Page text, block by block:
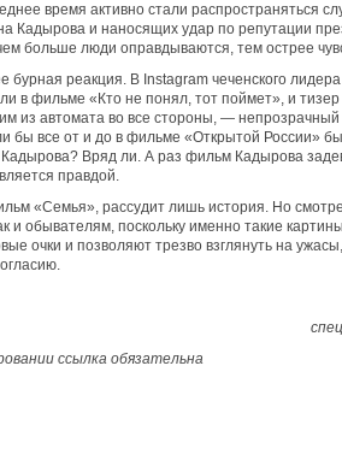
время активно стали распространяться
Кадырова и наносящих удар по репутации
больше люди оправдываются, тем острее
реакция. В Instagram чеченского
в фильме «Кто не понял, тот поймет», и
из автомата во все стороны, — непрозрачный
бы все от и до в фильме «Открытой России»
Вряд ли. А раз фильм Кадырова
правдой.
«Семья», рассудит лишь история. Но
и обывателям, поскольку именно такие
очки и позволяют трезво взглянуть на
ссылка обязательна